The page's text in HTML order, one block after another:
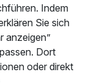
handwerklich
attraktiven Preis
dabei zu einem
die meisten
Raum.
Indem
Sie sich
anzeigen”
Dort
oder direkt